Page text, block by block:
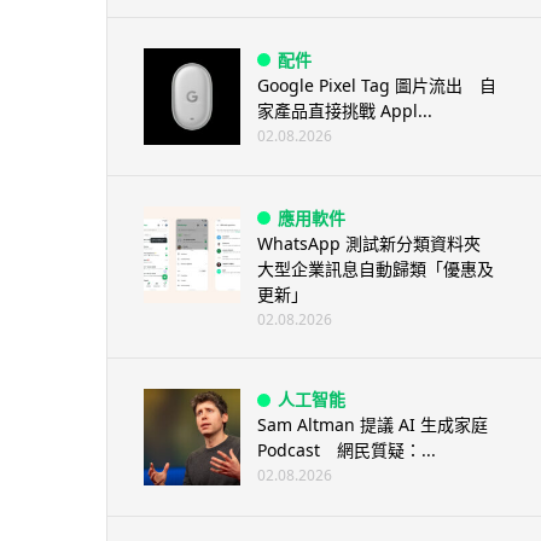
配件
Google Pixel Tag 圖片流出 自
家產品直接挑戰 Appl...
02.08.2026
應用軟件
WhatsApp 測試新分類資料夾
大型企業訊息自動歸類「優惠及
更新」
02.08.2026
人工智能
Sam Altman 提議 AI 生成家庭
Podcast 網民質疑：...
02.08.2026